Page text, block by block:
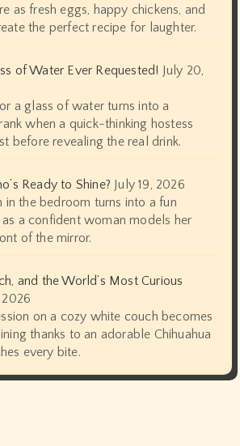
as fresh eggs, happy chickens, and
the perfect recipe for laughter.
of Water Ever Requested! July 20,
a glass of water turns into a
when a quick-thinking hostess
before revealing the real drink.
Ready to Shine? July 19, 2026
in the bedroom turns into a fun
a confident woman models her
of the mirror.
and the World’s Most Curious
2026
on a cozy white couch becomes
thanks to an adorable Chihuahua
every bite.